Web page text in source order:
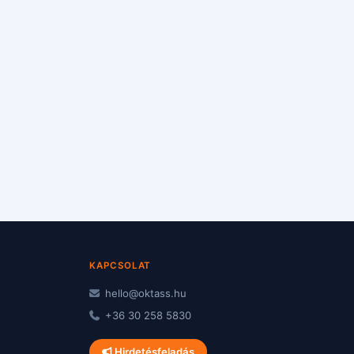
KAPCSOLAT
hello@oktass.hu
+36 30 258 5830